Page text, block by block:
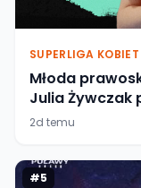
SUPERLIGA KOBIET
Młoda
Julia Żywczak
2d temu
#5